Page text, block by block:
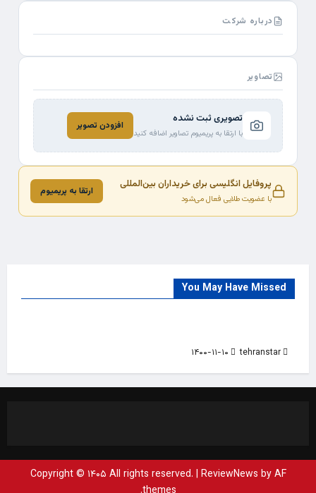
درباره شرکت
تصاویر
تصویری ثبت نشده
با ارتقا به پریمیوم تصاویر اضافه کنید
افزودن تصویر
پروفایل انگلیسی برای خریداران بین‌المللی
با عضویت طلایی فعال می‌شود
ارتقا به پریمیوم
You May Have Missed
Countries
India
Trade Source
tehranstar
Copyright © ۱۴۰۵ All rights reserved. | ReviewNews by AF